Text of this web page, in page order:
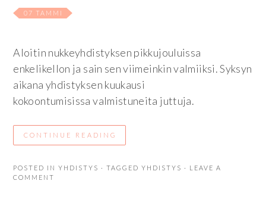
07 TAMMI
Aloitin nukkeyhdistyksen pikkujouluissa
enkelikellon ja sain sen viimeinkin valmiiksi. Syksyn
aikana yhdistyksen kuukausi
kokoontumisissa valmistuneita juttuja.
CONTINUE READING
POSTED INYHDISTYS · TAGGEDYHDISTYS · LEAVE A
COMMENT